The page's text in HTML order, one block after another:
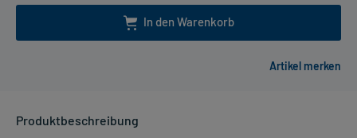
In den Warenkorb
Produktbeschreibung